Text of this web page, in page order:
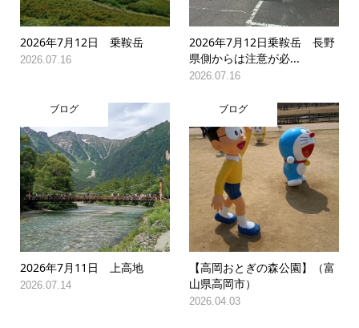
2026年7月12日 乗鞍岳
2026.07.16
2026年7月12日乗鞍岳 長野
県側からは注意が必...
2026.07.16
ブログ
2026年7月11日 上高地
2026.07.14
ブログ
【高岡おとぎの森公園】（富
山県高岡市）
2026.04.03